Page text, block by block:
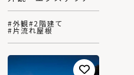
#外観#2階建て
#片流れ屋根